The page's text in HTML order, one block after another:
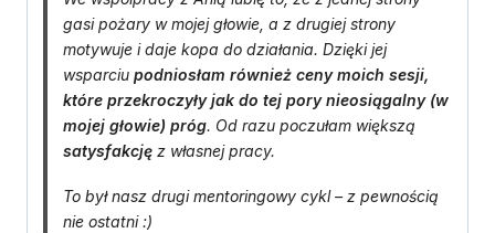
gasi pożary w mojej głowie, a z drugiej strony
motywuje i daje kopa do działania. Dzięki jej
wsparciu podniosłam również ceny moich sesji,
które przekroczyły jak do tej pory nieosiągalny (w
mojej głowie) próg. Od razu poczułam większą
satysfakcję z własnej pracy.
To był nasz drugi mentoringowy cykl – z pewnością
nie ostatni :)